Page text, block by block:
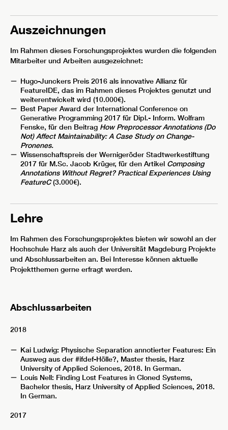
Auszeichnungen
Im Rahmen dieses Forschungsprojektes wurden die folgenden
Mitarbeiter und Arbeiten ausgezeichnet:
Hugo-Junckers Preis 2016 als innovative Allianz für
FeatureIDE, das im Rahmen dieses Projektes genutzt und
weiterentwickelt wird (10.000€).
Best Paper Award der International Conference on
Generative Programming 2017 für Dipl.- Inform. Wolfram
Fenske, für den Beitrag How Preprocessor Annotations (Do
Not) Affect Maintainability: A Case Study on Change-
Pronenes.
Wissenschaftspreis der Wernigeröder Stadtwerkestiftung
2017 für M.Sc. Jacob Krüger, für den Artikel Composing
Annotations Without Regret? Practical Experiences Using
FeatureC(3.000€).
Lehre
Im Rahmen des Forschungsprojektes bieten wir sowohl an der
Hochschule Harz als auch der Universität Magdeburg Projekte
und Abschlussarbeiten an. Bei Interesse können aktuelle
Projektthemen gerne erfragt werden.
Abschlussarbeiten
2018
Kai Ludwig: Physische Separation annotierter Features: Ein
Ausweg aus der #ifdef-Hölle?, Master thesis, Harz
University of Applied Sciences, 2018. In German.
Louis Nell: Finding Lost Features in Cloned Systems,
Bachelor thesis, Harz University of Applied Sciences, 2018.
In German.
2017